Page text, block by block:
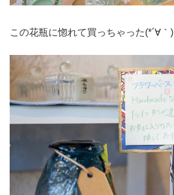
この花瓶に惚れて買っちゃった(*´∀｀)